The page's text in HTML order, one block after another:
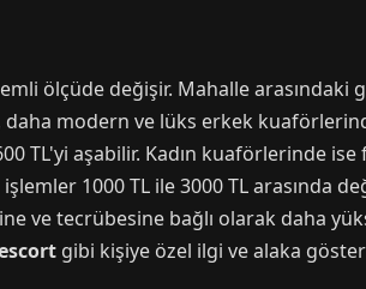
ölçüde değişir. Mahalle arasındaki
daha modern ve lüks erkek
TL'yi aşabilir. Kadın kuaförlerinde ise
1000 TL ile 3000 TL arasında
ve tecrübesine bağlı olarak daha
gibi kişiye özel ilgi ve alaka